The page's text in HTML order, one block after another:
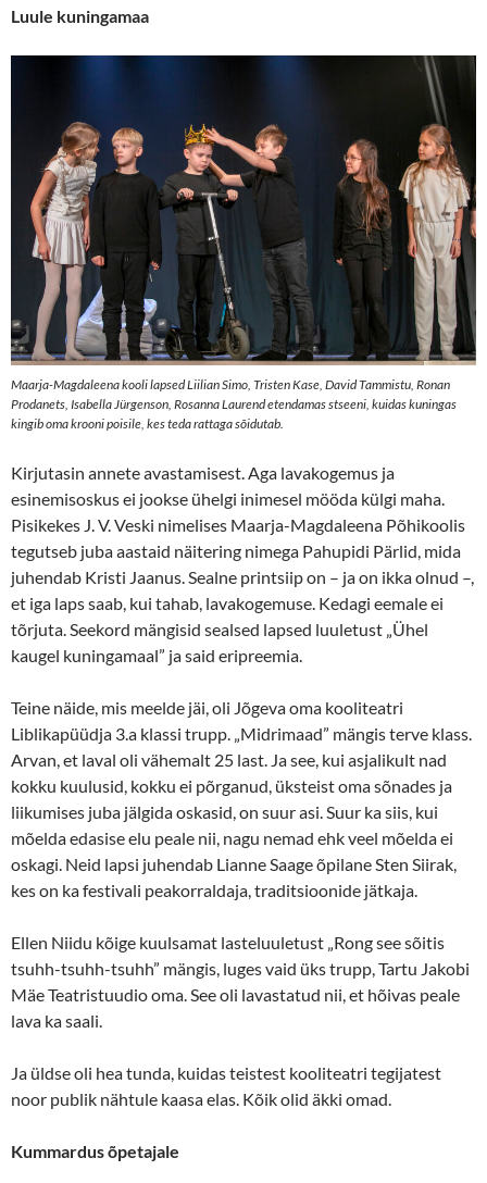
Luule kuningamaa
Maarja-Magdaleena kooli lapsed Liilian Simo, Tristen Kase, David Tammistu, Ronan
Prodanets, Isabella Jürgenson, Rosanna Laurend etendamas stseeni, kuidas kuningas
kingib oma krooni poisile, kes teda rattaga sõidutab.
Kirjutasin annete avastamisest. Aga lavakogemus ja
esinemisoskus ei jookse ühelgi inimesel mööda külgi maha.
Pisikekes J. V. Veski nimelises Maarja-Magdaleena Põhikoolis
tegutseb juba aastaid näitering nimega Pahupidi Pärlid, mida
juhendab Kristi Jaanus. Sealne printsiip on – ja on ikka olnud –,
et iga laps saab, kui tahab, lavakogemuse. Kedagi eemale ei
tõrjuta. Seekord mängisid sealsed lapsed luuletust „Ühel
kaugel kuningamaal” ja said eripreemia.
Teine näide, mis meelde jäi, oli Jõgeva oma kooliteatri
Liblikapüüdja 3.a klassi trupp. „Midrimaad” mängis terve klass.
Arvan, et laval oli vähemalt 25 last. Ja see, kui asjalikult nad
kokku kuulusid, kokku ei põrganud, üksteist oma sõnades ja
liikumises juba jälgida oskasid, on suur asi. Suur ka siis, kui
mõelda edasise elu peale nii, nagu nemad ehk veel mõelda ei
oskagi. Neid lapsi juhendab Lianne Saage õpilane Sten Siirak,
kes on ka festivali peakorraldaja, traditsioonide jätkaja.
Ellen Niidu kõige kuulsamat lasteluuletust „Rong see sõitis
tsuhh-tsuhh-tsuhh” mängis, luges vaid üks trupp, Tartu Jakobi
Mäe Teatristuudio oma. See oli lavastatud nii, et hõivas peale
lava ka saali.
Ja üldse oli hea tunda, kuidas teistest kooliteatri tegijatest
noor publik nähtule kaasa elas. Kõik olid äkki omad.
Kummardus õpetajale